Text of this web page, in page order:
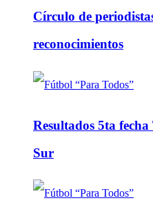
Círculo de
reconocimientos
Resultados 5ta
Sur